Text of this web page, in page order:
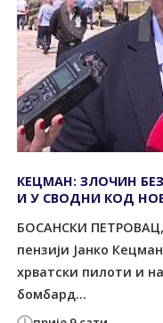
КЕЦМАН: ЗЛОЧИН
И У СВОДНИ КОД
БОСАНСКИ
пензији Јанко
хрватски пилоти и
бомбард...